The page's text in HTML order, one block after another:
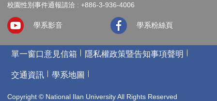
校園性別事件通報請洽 : +886-3-936-4006
學系影音 學系粉絲頁
單一窗口意見信箱 隱私權政策暨告知事項聲明
交通資訊 學系地圖
Copyright © National Ilan University All Rights Reserved